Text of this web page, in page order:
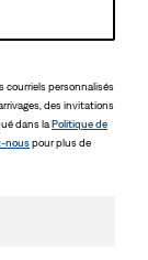
courriels personnalisés
des invitations
dans laPolitique de
nouspour plus de